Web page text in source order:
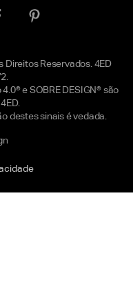
Direitos Reservados. 4ED
e SOBRE DESIGN® são
destes sinais é vedada.